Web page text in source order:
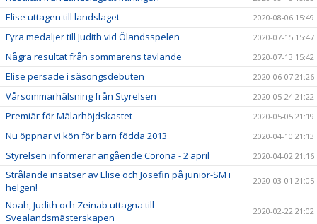
Elise uttagen till landslaget 2020-08-06 15:49
Fyra medaljer till Judith vid Ölandsspelen 2020-07-15 15:47
Några resultat från sommarens tävlande 2020-07-13 15:42
Elise persade i säsongsdebuten 2020-06-07 21:26
Vårsommarhälsning från Styrelsen 2020-05-24 21:22
Premiär för Mälarhöjdskastet 2020-05-05 21:19
Nu öppnar vi kön för barn födda 2013 2020-04-10 21:13
Styrelsen informerar angående Corona - 2 april 2020-04-02 21:16
Strålande insatser av Elise och Josefin på junior-SM i
helgen!
2020-03-01 21:05
Noah, Judith och Zeinab uttagna till
Svealandsmästerskapen
2020-02-22 21:02